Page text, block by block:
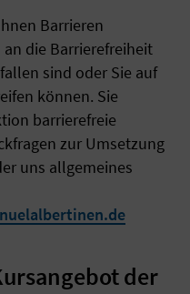
Barrieren
die Barrierefreiheit
sind oder Sie auf
können. Sie
barrierefreie
zur Umsetzung
uns allgemeines
der